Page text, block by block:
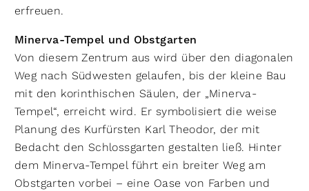
erfreuen.
Minerva-Tempel und Obstgarten
Von diesem Zentrum aus wird über den diagonalen
Weg nach Südwesten gelaufen, bis der kleine Bau
mit den korinthischen Säulen, der „Minerva-
Tempel“, erreicht wird. Er symbolisiert die weise
Planung des Kurfürsten Karl Theodor, der mit
Bedacht den Schlossgarten gestalten ließ. Hinter
dem Minerva-Tempel führt ein breiter Weg am
Obstgarten vorbei – eine Oase von Farben und